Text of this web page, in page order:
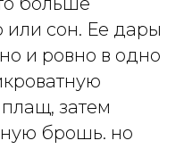
сон. Ее дары
и ровно в одно
затем
брошь. но